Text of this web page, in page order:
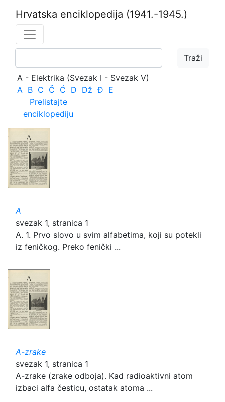
Hrvatska enciklopedija (1941.-1945.)
A - Elektrika (Svezak I - Svezak V)
A B C Č Ć D Dž Đ E
Prelistajte
enciklopediju
A
svezak 1, stranica 1
A. 1. Prvo slovo u svim alfabetima, koji su potekli
iz feničkog. Preko fenički ...
A-zrake
svezak 1, stranica 1
A-zrake (zrake odboja). Kad radioaktivni atom
izbaci alfa česticu, ostatak atoma ...